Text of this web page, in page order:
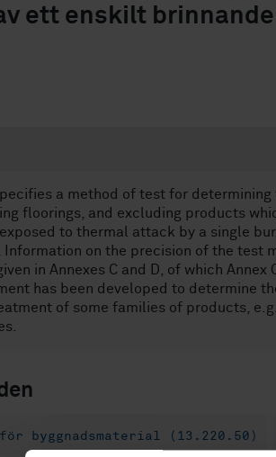
ett enskilt
a method of test for
floorings, and excluding products
to thermal attack by a single
Information on the precision of the test
in Annexes C and D, of which Annex
has been developed to determine
of some families of products,
byggnadsmaterial (13.220.50)